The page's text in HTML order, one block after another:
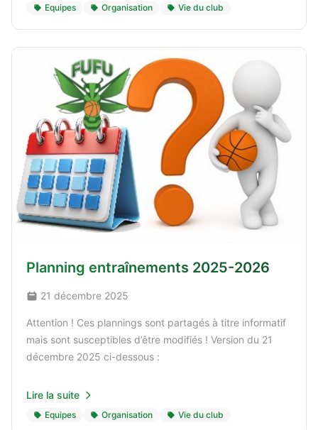
Equipes Organisation Vie du club
Planning entraînements 2025-2026
21 décembre 2025
Attention ! Ces plannings sont partagés à titre informatif
mais sont susceptibles d’être modifiés ! Version du 21
décembre 2025 ci-dessous :
Lire la suite
Equipes Organisation Vie du club